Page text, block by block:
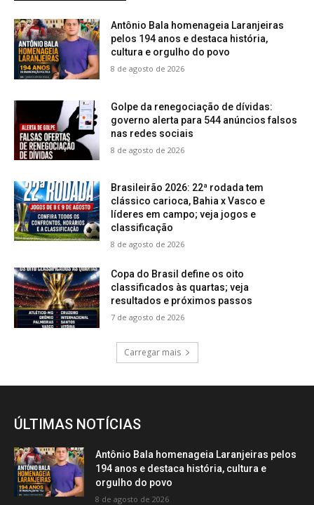
Antônio Bala homenageia Laranjeiras
pelos 194 anos e destaca história,
cultura e orgulho do povo
8 de agosto de 2026
Golpe da renegociação de dívidas:
governo alerta para 544 anúncios falsos
nas redes sociais
8 de agosto de 2026
Brasileirão 2026: 22ª rodada tem
clássico carioca, Bahia x Vasco e
líderes em campo; veja jogos e
classificação
8 de agosto de 2026
Copa do Brasil define os oito
classificados às quartas; veja
resultados e próximos passos
7 de agosto de 2026
Carregar mais
ÚLTIMAS NOTÍCIAS
Antônio Bala homenageia Laranjeiras pelos
194 anos e destaca história, cultura e
orgulho do povo
8 de agosto de 2026